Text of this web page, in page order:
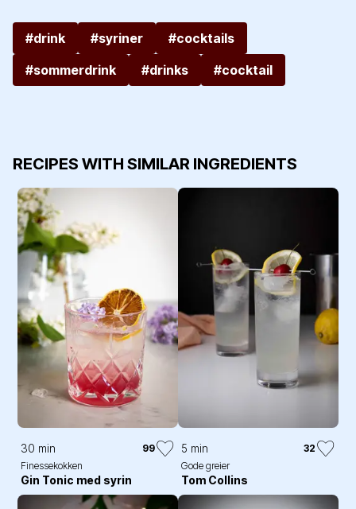
#drink #syriner
#cocktails
#sommerdrink
#drinks #cocktail
RECIPES WITH SIMILAR INGREDIENTS
30 min
99
Finessekokken
Gin Tonic med syrin
5 min
32
Gode greier
Tom Collins